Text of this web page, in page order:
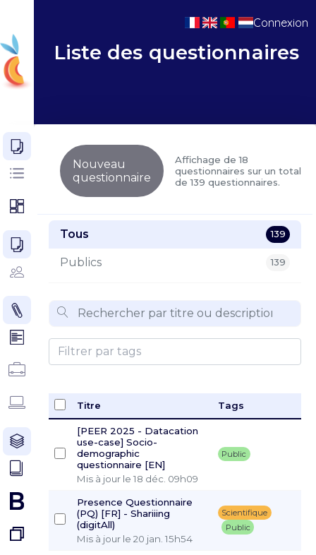
Connexion
Liste des questionnaires
Nouveau
questionnaire
Affichage de 18
questionnaires sur un total
de 139 questionnaires.
Tous 139
Publics 139
Titre Tags
[PEER 2025 - Datacation
use-case] Socio-
demographic
questionnaire [EN]
Mis à jour le 18 déc. 09h09
Public
Presence Questionnaire
(PQ) [FR] - Shariiing
(digitAll)
Mis à jour le 20 jan. 15h54
Scientifique
Public